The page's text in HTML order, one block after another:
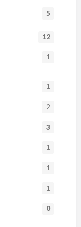
5
12
1
1
2
3
1
1
1
0